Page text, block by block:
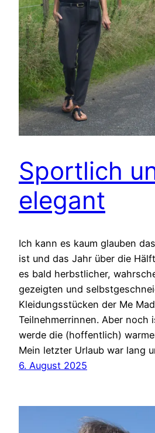
Sportlich
elegant
Ich kann es kaum glauben
ist und das Jahr über die
es bald herbstlicher,
gezeigten und
Kleidungsstücken der Me
Teilnehmerrinnen. Aber noch
werde die (hoffentlich)
Mein letzter Urlaub war lang
6. August 2025